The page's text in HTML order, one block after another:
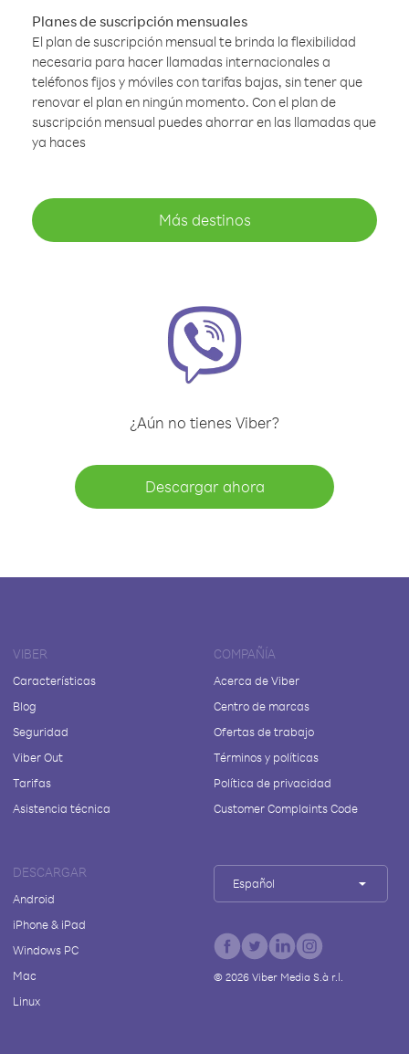
Planes de suscripción mensuales
El plan de suscripción mensual te brinda la flexibilidad
necesaria para hacer llamadas internacionales a
teléfonos fijos y móviles con tarifas bajas, sin tener que
renovar el plan en ningún momento. Con el plan de
suscripción mensual puedes ahorrar en las llamadas que
ya haces
Más destinos
¿Aún no tienes Viber?
Descargar ahora
VIBER
Características
Blog
Seguridad
Viber Out
Tarifas
Asistencia técnica
COMPAÑÍA
Acerca de Viber
Centro de marcas
Ofertas de trabajo
Términos y políticas
Política de privacidad
Customer Complaints Code
DESCARGAR
Android
iPhone & iPad
Windows PC
Mac
Linux
Español
© 2026Viber Media S.à r.l.